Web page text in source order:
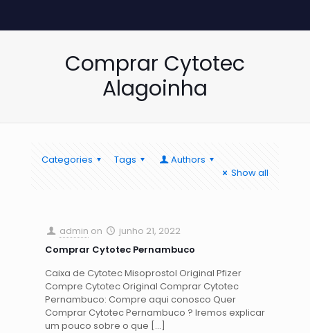
Comprar Cytotec
Alagoinha
Categories Tags
Authors
Show all
admin on
junho 21, 2022
Comprar Cytotec Pernambuco
Caixa de Cytotec Misoprostol Original Pfizer
Compre Cytotec Original Comprar Cytotec
Pernambuco: Compre aqui conosco Quer
Comprar Cytotec Pernambuco ? Iremos explicar
um pouco sobre o que […]